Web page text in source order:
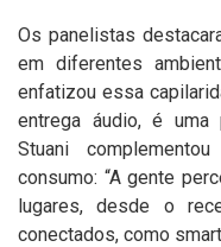
Os panelistas
em diferentes
enfatizou essa
entrega áudio, é uma
Stuani
consumo: “A gente
lugares, desde o
conectados, como